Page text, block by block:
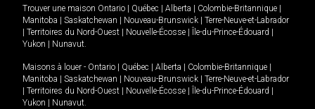
Trouver une maison Ontario | Québec | Alberta | Colombie-Britannique |
Manitoba | Saskatchewan | Nouveau-Brunswick | Terre-Neuve-et-Labrador
| Territoires du Nord-Ouest | Nouvelle-Écosse | Île-du-Prince-Édouard |
Yukon | Nunavut.
Maisons à louer - Ontario | Québec | Alberta | Colombie-Britannique |
Manitoba | Saskatchewan | Nouveau-Brunswick | Terre-Neuve-et-Labrador
| Territoires du Nord-Ouest | Nouvelle-Écosse | Île-du-Prince-Édouard |
Yukon | Nunavut.